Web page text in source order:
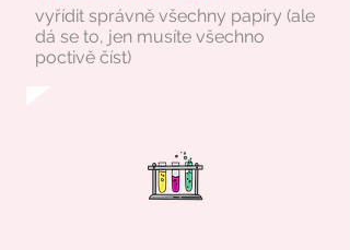
vyřídit správně všechny papíry (ale
dá se to, jen musíte všechno
poctivě číst)